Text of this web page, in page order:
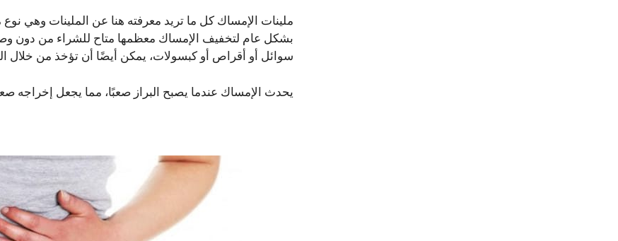
ملينات الإمساك كل ما تريد معرفته هنا عن الملينات وهي
بشكل عام لتخفيف الإمساك معظمها متاح للشراء من دون
سوائل أو أقراص أو كبسولات، يمكن أيضًا أن تؤخذ من خلال
يحدث الإمساك عندما يصبح البراز صعبًا، مما يجعل إخراجه